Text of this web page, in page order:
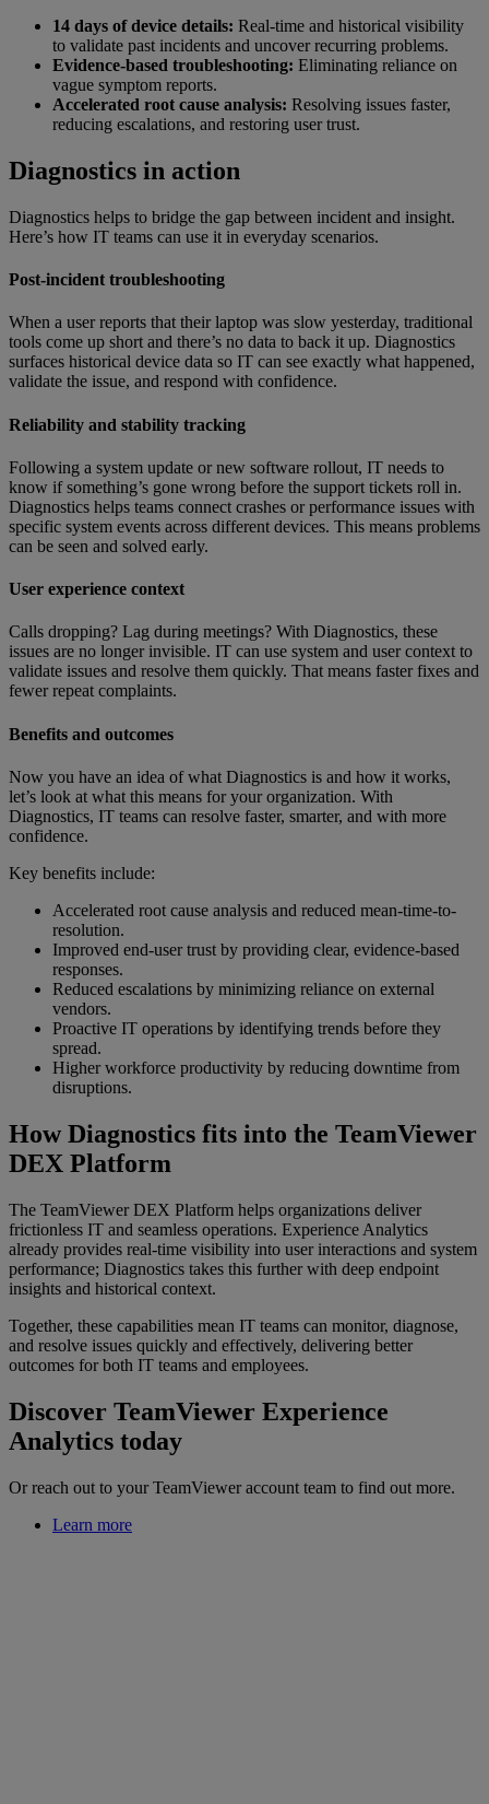
14 days of device details: Real-time and historical visibility
to validate past incidents and uncover recurring problems.
Evidence-based troubleshooting: Eliminating reliance on
vague symptom reports.
Accelerated root cause analysis: Resolving issues faster,
reducing escalations, and restoring user trust.
Diagnostics in action
Diagnostics helps to bridge the gap between incident and insight.
Here’s how IT teams can use it in everyday scenarios.
Post-incident troubleshooting
When a user reports that their laptop was slow yesterday, traditional
tools come up short and there’s no data to back it up. Diagnostics
surfaces historical device data so IT can see exactly what happened,
validate the issue, and respond with confidence.
Reliability and stability tracking
Following a system update or new software rollout, IT needs to
know if something’s gone wrong before the support tickets roll in.
Diagnostics helps teams connect crashes or performance issues with
specific system events across different devices. This means problems
can be seen and solved early.
User experience context
Calls dropping? Lag during meetings? With Diagnostics, these
issues are no longer invisible. IT can use system and user context to
validate issues and resolve them quickly. That means faster fixes and
fewer repeat complaints.
Benefits and outcomes
Now you have an idea of what Diagnostics is and how it works,
let’s look at what this means for your organization. With
Diagnostics, IT teams can resolve faster, smarter, and with more
confidence.
Key benefits include:
Accelerated root cause analysis and reduced mean-time-to-
resolution.
Improved end-user trust by providing clear, evidence-based
responses.
Reduced escalations by minimizing reliance on external
vendors.
Proactive IT operations by identifying trends before they
spread.
Higher workforce productivity by reducing downtime from
disruptions.
How Diagnostics fits into the TeamViewer
DEX Platform
The TeamViewer DEX Platform helps organizations deliver
frictionless IT and seamless operations. Experience Analytics
already provides real-time visibility into user interactions and system
performance; Diagnostics takes this further with deep endpoint
insights and historical context.
Together, these capabilities mean IT teams can monitor, diagnose,
and resolve issues quickly and effectively, delivering better
outcomes for both IT teams and employees.
Discover TeamViewer Experience
Analytics today
Or reach out to your TeamViewer account team to find out more.
Learn more